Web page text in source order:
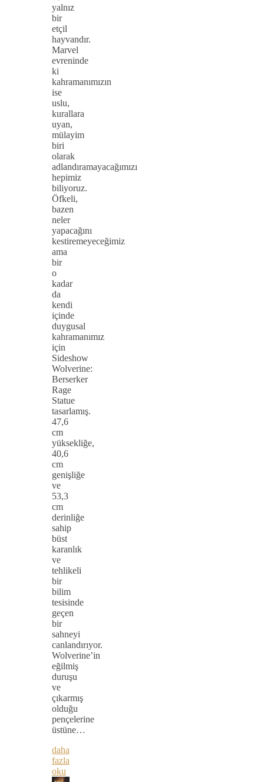
yalnız
bir
etçil
hayvandır.
Marvel
evreninde
ki
kahramanımızın
ise
uslu,
kurallara
uyan,
mülayim
biri
olarak
adlandıramayacağımızı
hepimiz
biliyoruz.
Öfkeli,
bazen
neler
yapacağını
kestiremeyeceğimiz
ama
bir
o
kadar
da
kendi
içinde
duygusal
kahramanımız
için
Sideshow
Wolverine:
Berserker
Rage
Statue
tasarlamış.
47,6
cm
yüksekliğe,
40,6
cm
genişliğe
ve
53,3
cm
derinliğe
sahip
büst
karanlık
ve
tehlikeli
bir
bilim
tesisinde
geçen
bir
sahneyi
canlandırıyor.
Wolverine’in
eğilmiş
duruşu
ve
çıkarmış
olduğu
pençelerine
üstüne…
daha
fazla
oku